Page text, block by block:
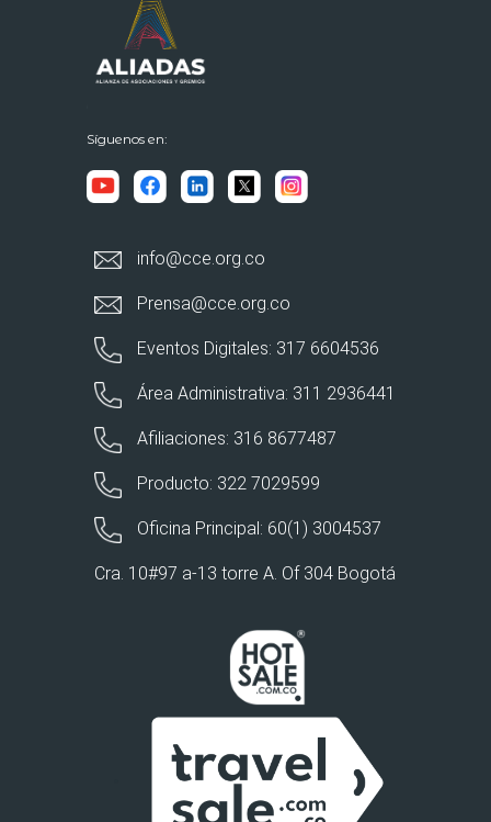
Síguenos en:
info@cce.org.co
Prensa@cce.org.co
Eventos Digitales: 317 6604536
Área Administrativa: 311 2936441
Afiliaciones: 316 8677487
Producto: 322 7029599
Oficina Principal: 60(1) 3004537
Cra. 10#97 a-13 torre A. Of 304 Bogotá